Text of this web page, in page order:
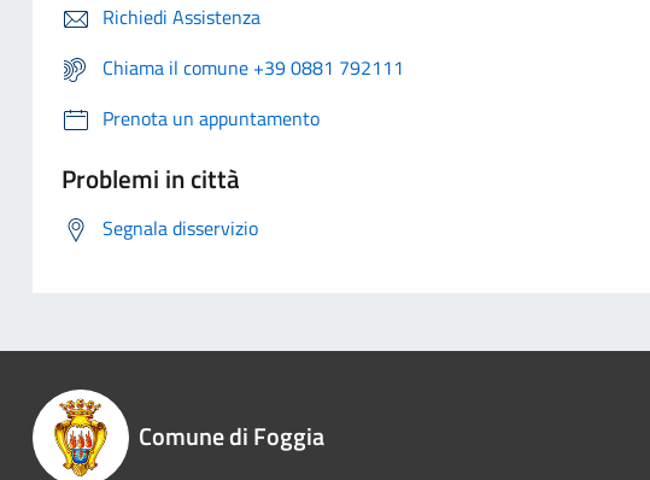
Richiedi Assistenza
Chiama il comune +39 0881 792111
Prenota un appuntamento
Problemi in città
Segnala disservizio
Comune di Foggia